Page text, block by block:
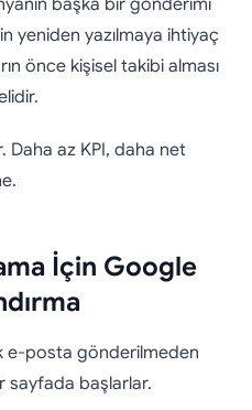
yeniden yazılmaya ihtiyaç
önce kişisel takibi alması
Daha az KPI, daha net
İçin Google
e-posta gönderilmeden
sayfada başlarlar.